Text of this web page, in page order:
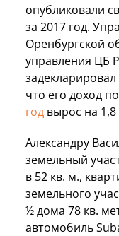
опубликовали
за 2017 год.
Оренбургской
управления ЦБ
что его доход
год вырос на
Александру
земельный
в 52 кв. м.,
земельного
½ дома 78 кв.
автомобиль